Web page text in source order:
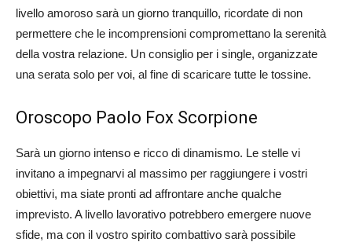
livello amoroso sarà un giorno tranquillo, ricordate di non
permettere che le incomprensioni compromettano la serenità
della vostra relazione. Un consiglio per i single, organizzate
una serata solo per voi, al fine di scaricare tutte le tossine.
Oroscopo Paolo Fox Scorpione
Sarà un giorno intenso e ricco di dinamismo. Le stelle vi
invitano a impegnarvi al massimo per raggiungere i vostri
obiettivi, ma siate pronti ad affrontare anche qualche
imprevisto. A livello lavorativo potrebbero emergere nuove
sfide, ma con il vostro spirito combattivo sarà possibile